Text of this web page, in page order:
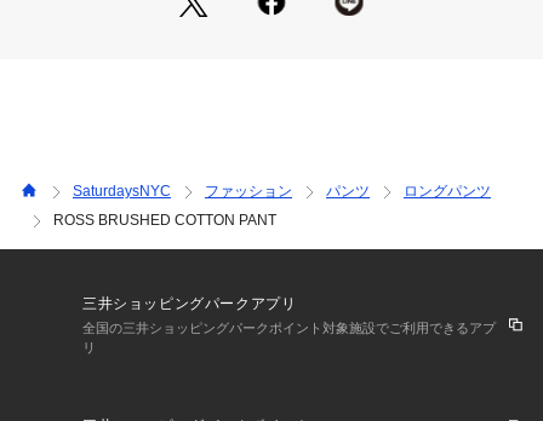
【Size Specs】
28/ウエスト 75 | ヒップ 100 | 股下 81 | 股上 30 | 渡り幅 30.
30/ウエスト 80 | ヒップ 108 | 股下 81 | 股上 30.5 | 渡り幅 3
2.5 | 裾幅 21
31/ウエスト 83 | ヒップ 109 | 股下 81 | 股上 32 | 渡り幅 33 |
SaturdaysNYC ファッション パンツ
ロングパンツ
ROSS BRUSHED COTTON PANT
三井ショッピングパークアプリ
全国の三井ショッピングパークポイント対象施設でご利用できるアプ
リ